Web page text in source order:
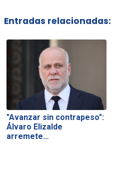
Entradas relacionadas:
"Avanzar sin contrapeso":
Álvaro Elizalde
arremete…